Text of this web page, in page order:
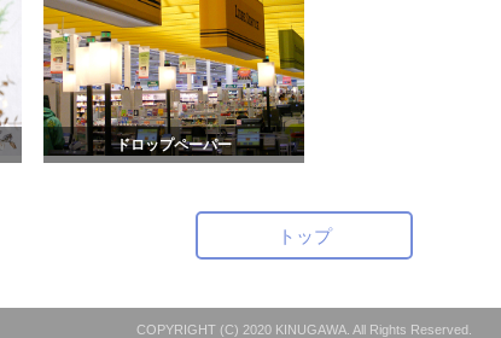
ドロップペーパー
トップ
COPYRIGHT (C) 2020 KINUGAWA. All Rights Reserved.